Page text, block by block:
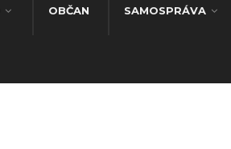
OBČAN SAMOSPRÁVA